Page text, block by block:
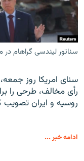
سناتور لیندسی گراهام
رأی مخالف، طرحی را
روسیه و ایران تصویب
ادامه خبر ...